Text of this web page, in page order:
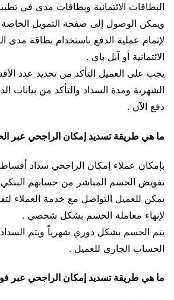
البطاقات الائتمانية وبطاقات مدى في
ويمكن الوصول إلى صفحة التمويل الخاصة
لإتمام عملية الدفع باستخدام بطاقة مدى
الائتمانية أو آبل باي .
يجب على العميل التأكد من تحديد عدد
الشهرية ومدة السداد والتأكد من بيانات
دفع الآن .
ما هي طريقة تسديد إمكان الراجحي عبر
بإمكان عملاء إمكان الراجحي سداد
تفويض الحسم المباشر من حسابهم
يمكن للعميل التواصل مع خدمة العملاء
لإنهاء معاملة الحسم بشكل شخصي .
يتم الحسم بشكل دوري شهرياً ويتم
الحساب الجاري للعميل .
ما هي طريقة تسديد إمكان الراجحي عبر